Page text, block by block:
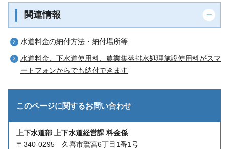
関連情報
水道料金の納付方法・納付場所等
水道料金、下水道使用料、農業集落排水処理施設使用料がスマ
ートフォンからでも納付できます
このページに関するお問い合わせ
上下水道部 上下水道経営課 料金係
〒340-0295 久喜市鷲宮6丁目1番1号